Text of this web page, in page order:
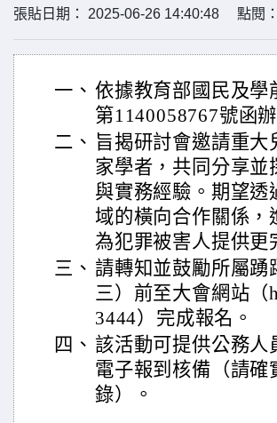
張貼日期： 2025-06-26 14:40:48 點閱：
一、 依據教育部國民及學
第1140058767號函辦
二、 旨揭研討會邀請重
家學者，共同分享
與實務經驗。期望
域的橫向合作關係
為犯罪被害人提供更
三、 請轉知並鼓勵所屬踴
三）前至大會網站（
3444）完成報名。
四、 該活動可提供公務
電子報到核備（請
錄）。